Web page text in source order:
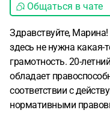
Общаться в чате
Здравствуйте,
здесь не нужна какая-
грамотность. 20-
обладает
соответствии с
нормативными